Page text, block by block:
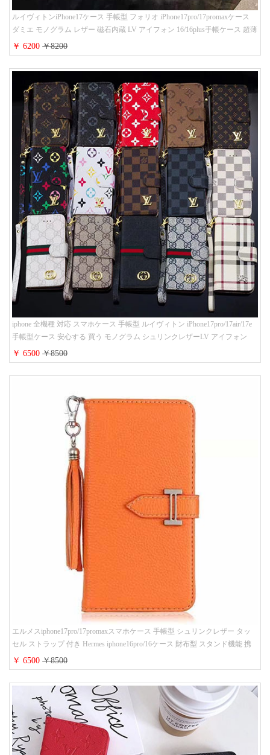
ルイヴィトンiPhone17ケース 手帳型 フォリオ iPhone17pro/17promaxケース
ダミエ モノグラム レザー 磁石内蔵 LV アイフォン 16/16plus手帳ケース 超薄
ビジネス風 メンズ レディース おしゃれ ブランドiphone15/14/13手帳型スマ
ホケース お 揃い
￥ 6200￥8200
iphone 全機種 対応 スマホケース 手帳型 ルイヴィトン iPhone17pro/17air/17e
手帳型ケース 安心する 買う モノグラム シュリンクレザーLV アイフォン
16/16promaxスマホケース 手帳 多機能 グッチiphone15pro/14/13携帯ケース 大
人 レディース メンズ ストラップ付き
￥ 6500￥8500
エルメスiphone17pro/17promaxスマホケース 手帳型 シュリンクレザー タッ
セル ストラップ 付き Hermes iphone16pro/16ケース 財布型 スタンド機能 携
帯カバー ハイ ブランド アイフォーン15/14/13ケース 手帳 レディース 人気
￥ 6500￥8500